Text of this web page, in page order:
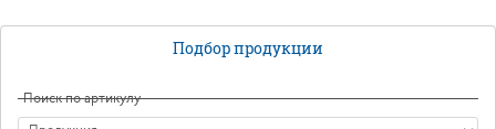
Подбор продукции